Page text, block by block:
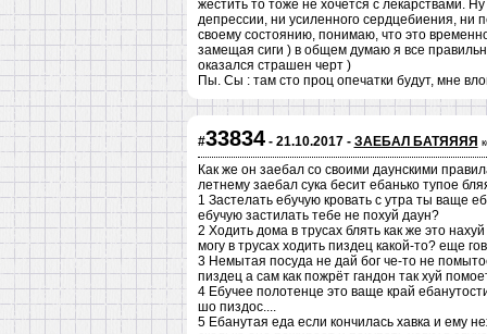
жестить то тоже не хочется с лекарствами.
депрессии, ни усиленного сердцебиения, ни
своему состоянию, понимаю, что это
замещая сиги ) в общем думаю я все
оказался страшен черт )
Пы. Сы : там сто проц опечатки будут, мне
#33834- 21.10.2017 - ЗАЕБАЛ БАТЯЯЯЯ
Как же он заебал со своими даунскими
летнему заебал сука бесит ебанько тупое
1 Застелать ебучую кровать с утра ты ваще
ебучую застилать тебе не похуй даун?
2 Ходить дома в трусах блять как же это
могу в трусах ходить пиздец какой-то? еще
3 Немытая посуда не дай бог че-то не
пиздец а сам как пожрёт гандон так хуй
4 Ебучее полотенце это ваще край
шо пиздос....
5 Ебанутая еда если кончилась хавка и ему